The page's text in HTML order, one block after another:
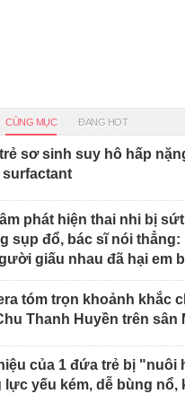
CÙNG MỤC ĐANG HOT
sơ sinh suy hô hấp
surfactant
phát hiện thai nhi bị
sụp đổ, bác sĩ nói thẳng:
giấu nhau đã hại em
tóm trọn khoảnh khắc
Thanh Huyền trên sân
của 1 đứa trẻ bị "nuôi
lực yếu kém, dễ bùng nổ,